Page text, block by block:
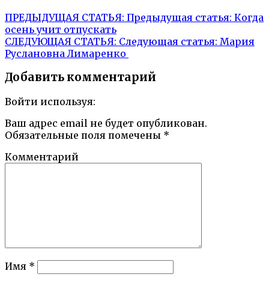
ПРЕДЫДУЩАЯ СТАТЬЯ: Предыдущая статья: Когда
осень учит отпускать
СЛЕДУЮЩАЯ СТАТЬЯ: Следующая статья: Мария
Руслановна Лимаренко
Добавить комментарий
Войти используя:
Ваш адрес email не будет опубликован.
Обязательные поля помечены *
Комментарий
Имя *